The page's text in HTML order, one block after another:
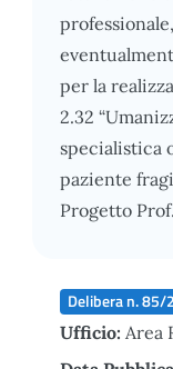
per la
2.32
specialistica
paziente
Progetto
Delibera n. 85/
Ufficio: Area